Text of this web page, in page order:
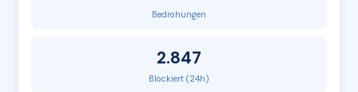
Bedrohungen
2.847
Blockiert (24h)